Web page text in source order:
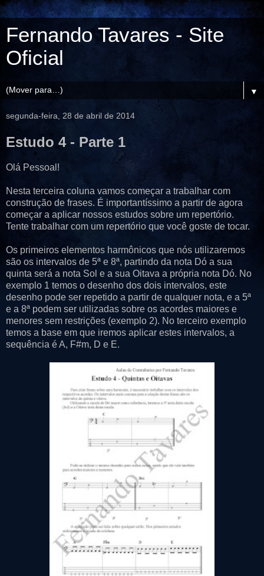
Fernando Tavares - Site
Oficial
▼
segunda-feira, 28 de abril de 2014
Estudo 4 - Parte 1
Olá Pessoal!
Nesta terceira coluna vamos começar a trabalhar com
construção de frases. É importantíssimo a partir de agora
começar a aplicar nossos estudos sobre um repertório.
Tente trabalhar com um repertório que você goste de tocar.
Os primeiros elementos harmônicos que nós utilizaremos
são os intervalos de 5ª e 8ª, partindo da nota Dó a sua
quinta será a nota Sol e a sua Oitava a própria nota Dó. No
exemplo 1 temos o desenho dos dois intervalos, este
desenho pode ser repetido a partir de qualquer nota, e a 5ª
e a 8ª podem ser utilizadas sobre os acordes maiores e
menores sem restrições (exemplo 2). No terceiro exemplo
temos a base em que iremos aplicar estes intervalos, a
sequência é A, F#m, D e E.